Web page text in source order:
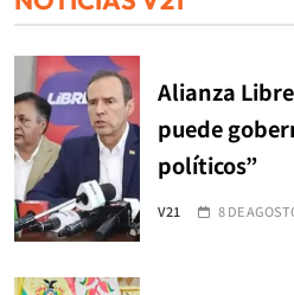
Alianza
puede
políticos”
V21 8 DE